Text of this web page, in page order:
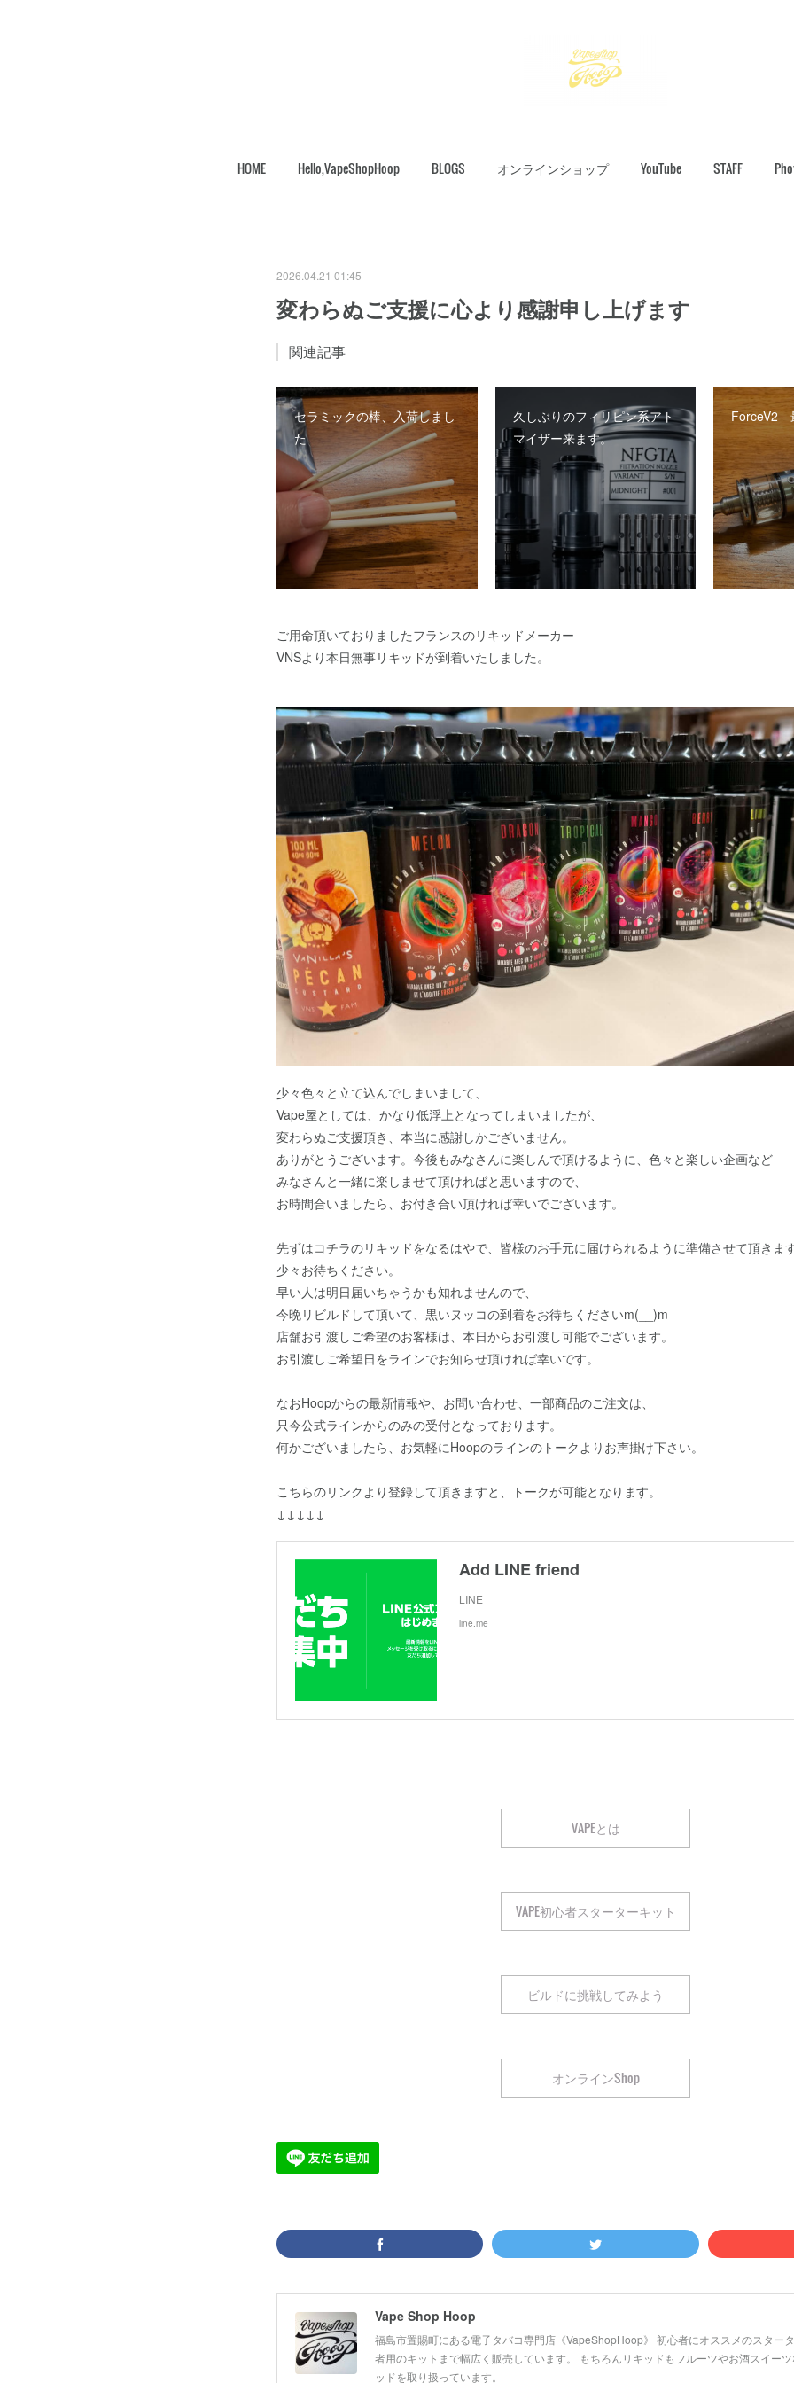
HOME Hello,VapeShopHoop BLOGS オンラインショップ YouTube STAFF
2026.04.21 01:45
変わらぬご支援に心より感謝申し上げます
関連記事
セラミックの棒、入荷しまし
た
久しぶりのフィリピン系アト
マイザー来ます。
ForceV2
ご用命頂いておりましたフランスのリキッドメーカー
VNSより本日無事リキッドが到着いたしました。
少々色々と立て込んでしまいまして、
Vape屋としては、かなり低浮上となってしまいましたが、
変わらぬご支援頂き、本当に感謝しかございません。
ありがとうございます。今後もみなさんに楽しんで頂けるように、色々と楽しい企画など
みなさんと一緒に楽しませて頂ければと思いますので、
お時間合いましたら、お付き合い頂ければ幸いでございます。
先ずはコチラのリキッドをなるはやで、皆様のお手元に届けられるように準備させて頂きま
少々お待ちください。
早い人は明日届いちゃうかも知れませんので、
今晩リビルドして頂いて、黒いヌッコの到着をお待ちくださいm(__)m
店舗お引渡しご希望のお客様は、本日からお引渡し可能でございます。
お引渡しご希望日をラインでお知らせ頂ければ幸いです。
なおHoopからの最新情報や、お問い合わせ、一部商品のご注文は、
只今公式ラインからのみの受付となっております。
何かございましたら、お気軽にHoopのラインのトークよりお声掛け下さい。
こちらのリンクより登録して頂きますと、トークが可能となります。
↓↓↓↓↓
Add LINE friend
LINE
line.me
VAPEとは
VAPE初心者スターターキット
ビルドに挑戦してみよう
オンラインShop
Vape Shop Hoop
福島市置賜町にある電子タバコ専門店《VapeShopHoop》 初心者にオススメのスター
者用のキットまで幅広く販売しています。 もちろんリキッドもフルーツやお酒スイー
ッドを取り扱っています。